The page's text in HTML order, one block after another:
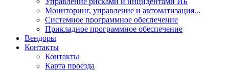
Мониторинг, управление и автоматизация...
Системное программное обеспечение
Прикладное программное обеспечение
Вендоры
Контакты
Контакты
Карта проезда